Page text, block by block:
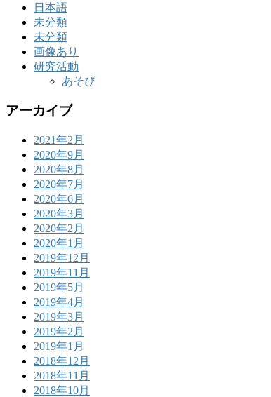
日本語
未分類
未分類
画像あり
研究活動
あそび
アーカイブ
2021年2月
2020年9月
2020年8月
2020年7月
2020年6月
2020年3月
2020年2月
2020年1月
2019年12月
2019年11月
2019年5月
2019年4月
2019年3月
2019年2月
2019年1月
2018年12月
2018年11月
2018年10月